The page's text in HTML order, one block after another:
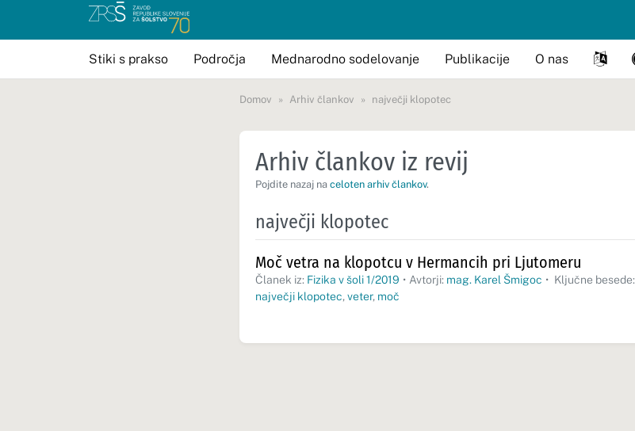
Stiki s prakso Področja Mednarodno sodelovanje Publikacije O nas
Domov Arhiv člankov največji klopotec
Arhiv člankov iz revij
Pojdite nazaj na celoten arhiv člankov.
največji klopotec
Moč vetra na klopotcu v Hermancih pri Ljutomeru
Članek iz: Fizika v šoli 1/2019 • Avtorji: mag. Karel Šmigoc • Ključne besede:
največji klopotec, veter, moč